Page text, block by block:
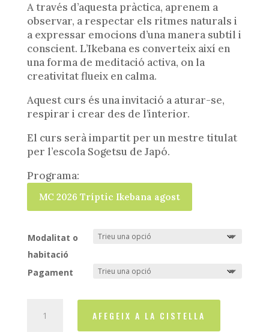
A través d’aquesta pràctica, aprenem a
observar, a respectar els ritmes naturals i
a expressar emocions d’una manera subtil i
conscient. L’Ikebana es converteix així en
una forma de meditació activa, on la
creativitat flueix en calma.
Aquest curs és una invitació a aturar-se,
respirar i crear des de l’interior.
El curs serà impartit per un mestre titulat
per l’escola Sogetsu de Japó.
Programa:
MC 2026 Tríptic Ikebana agost
Modalitat o
habitació
Pagament
AFEGEIX A LA CISTELLA